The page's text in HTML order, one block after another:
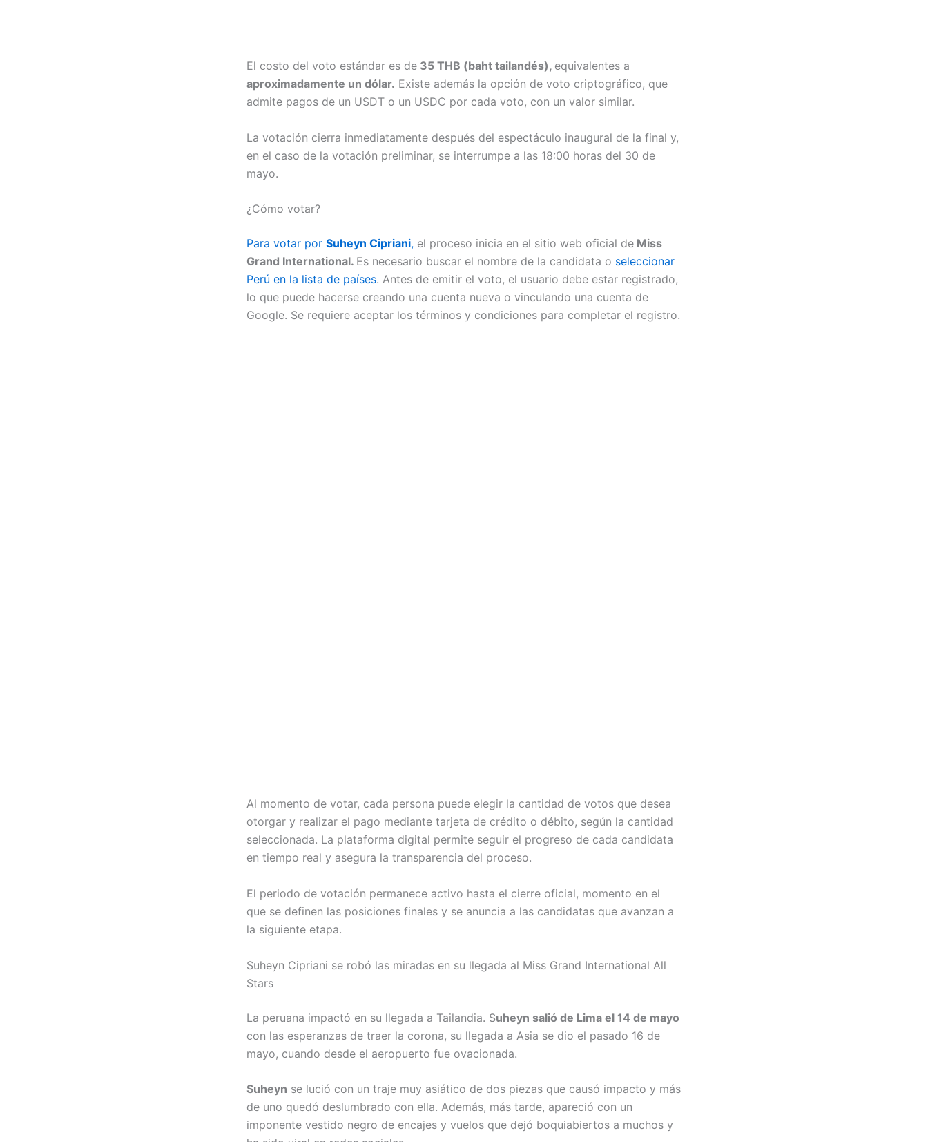
El costo del voto estándar es de 35 THB (baht tailandés), equivalentes a
aproximadamente un dólar. Existe además la opción de voto criptográfico, que
admite pagos de un USDT o un USDC por cada voto, con un valor similar.
La votación cierra inmediatamente después del espectáculo inaugural de la final y,
en el caso de la votación preliminar, se interrumpe a las 18:00 horas del 30 de
mayo.
¿Cómo votar?
Para votar por Suheyn Cipriani, el proceso inicia en el sitio web oficial de Miss
Grand International. Es necesario buscar el nombre de la candidata o seleccionar
Perú en la lista de países. Antes de emitir el voto, el usuario debe estar registrado,
lo que puede hacerse creando una cuenta nueva o vinculando una cuenta de
Google. Se requiere aceptar los términos y condiciones para completar el registro.
Al momento de votar, cada persona puede elegir la cantidad de votos que desea
otorgar y realizar el pago mediante tarjeta de crédito o débito, según la cantidad
seleccionada. La plataforma digital permite seguir el progreso de cada candidata
en tiempo real y asegura la transparencia del proceso.
El periodo de votación permanece activo hasta el cierre oficial, momento en el
que se definen las posiciones finales y se anuncia a las candidatas que avanzan a
la siguiente etapa.
Suheyn Cipriani se robó las miradas en su llegada al Miss Grand International All
Stars
La peruana impactó en su llegada a Tailandia. Suheyn salió de Lima el 14 de mayo
con las esperanzas de traer la corona, su llegada a Asia se dio el pasado 16 de
mayo, cuando desde el aeropuerto fue ovacionada.
Suheyn se lució con un traje muy asiático de dos piezas que causó impacto y más
de uno quedó deslumbrado con ella. Además, más tarde, apareció con un
imponente vestido negro de encajes y vuelos que dejó boquiabiertos a muchos y